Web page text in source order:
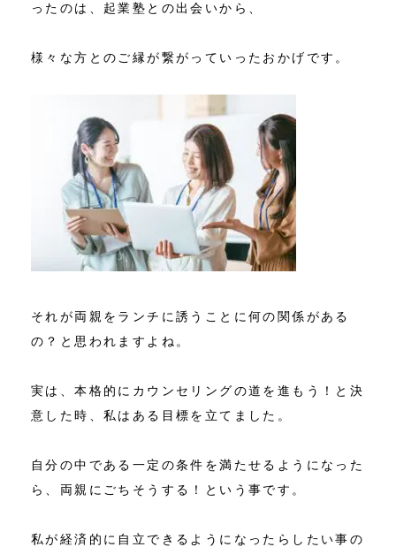
ったのは、起業塾との出会いから、
様々な方とのご縁が繋がっていったおかげです。
それが両親をランチに誘うことに何の関係がある
の？と思われますよね。
実は、本格的にカウンセリングの道を進もう！と決
意した時、私はある目標を立てました。
自分の中である一定の条件を満たせるようになった
ら、両親にごちそうする！という事です。
私が経済的に自立できるようになったらしたい事の